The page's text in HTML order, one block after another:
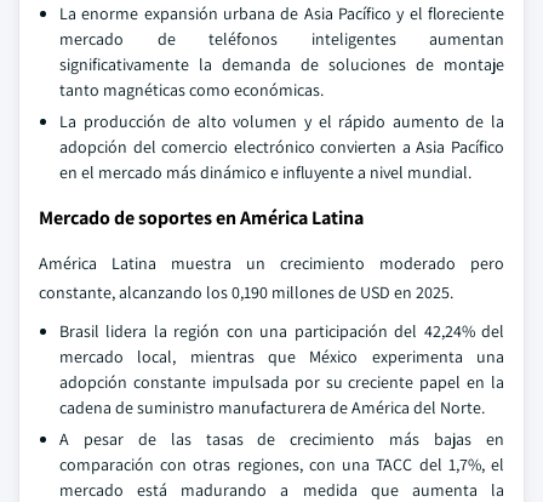
La enorme expansión urbana de Asia Pacífico y el floreciente
mercado de teléfonos inteligentes aumentan
significativamente la demanda de soluciones de montaje
tanto magnéticas como económicas.
La producción de alto volumen y el rápido aumento de la
adopción del comercio electrónico convierten a Asia Pacífico
en el mercado más dinámico e influyente a nivel mundial.
Mercado de soportes en América Latina
América Latina muestra un crecimiento moderado pero
constante, alcanzando los 0,190 millones de USD en 2025.
Brasil lidera la región con una participación del 42,24% del
mercado local, mientras que México experimenta una
adopción constante impulsada por su creciente papel en la
cadena de suministro manufacturera de América del Norte.
A pesar de las tasas de crecimiento más bajas en
comparación con otras regiones, con una TACC del 1,7%, el
mercado está madurando a medida que aumenta la